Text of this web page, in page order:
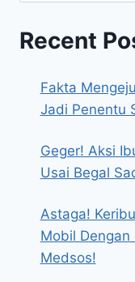
Recent
Fakta
Jadi Penentu
Geger! Aksi
Usai Begal
Astaga!
Mobil
Medsos!